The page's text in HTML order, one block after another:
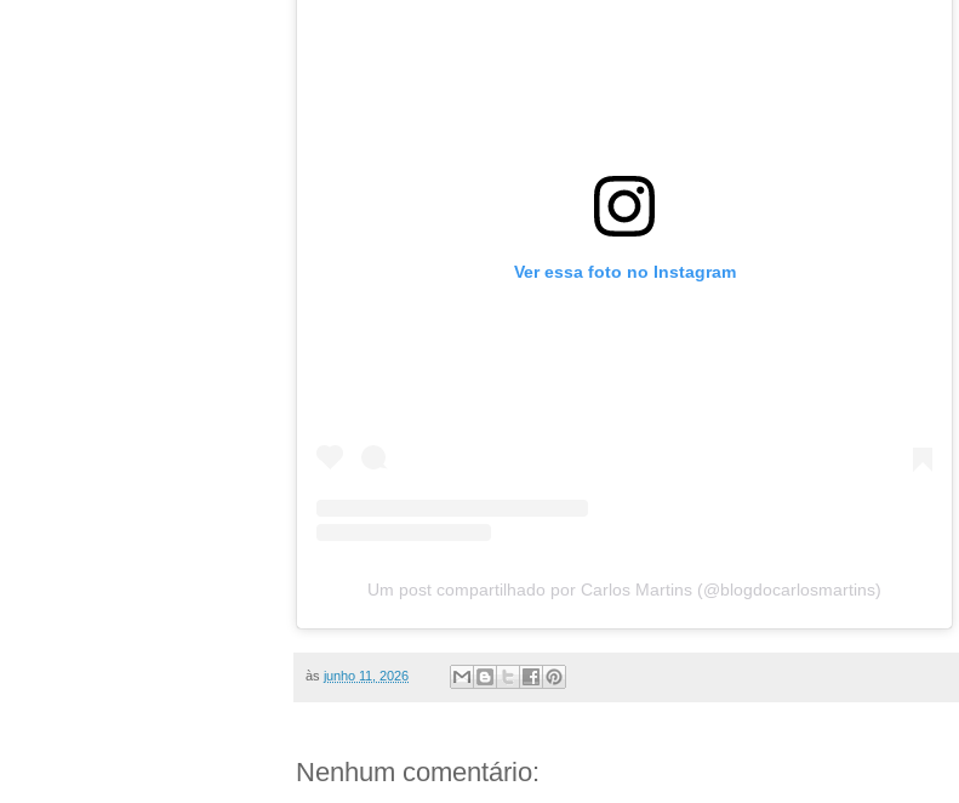
Ver essa foto no Instagram
Um post compartilhado por Carlos Martins (@blogdocarlosmartins)
às junho 11, 2026
Nenhum comentário: